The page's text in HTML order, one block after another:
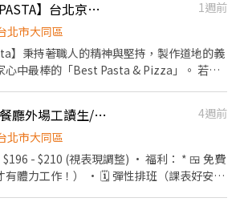
則不另行通知。 ③錄取的實際任用職稱及薪
核定職級。
在台分公司。 深耕台灣多年的日本與義大利
Pasta Pasta、MOLINO手工義大利麵 ★
Paradise壽喜燒 ★日式天婦羅專門店：天
營店鋪皆位於各大百貨商場，並持續穩定發
】 ①詳閱工作內容後，請審慎提出應徵申
，將邀請實體面談，初審資格不符者則不另
用職稱及薪資，依面談結果與經驗核定職
【BELLINI PASTA PASTA】台北京站店-外場兼職(中,晚)-B08
1週前
北市大同區
】秉持著職人的精神與堅持，製作道地的義
中最棒的「Best Pasta & Pizza」。 若您
客諮詢服務 3. 店內環境、座位區清潔整理 4.
店整理作業 5. 完成主管交付工作 ✅工作
晚班：18:00~22:30或23:00 (排班區間另安
日有一天可排班者尤佳。) ※彈性排班可討論
【大叔食事】誠徵 餐廳外場工讀生/兼職人員（圓山捷運站旁）
4週前
北市大同區
- $210 (視表現調整) • 福利： * 🍱 免費
有體力工作！） • 🗓️ 彈性排班（課表好安